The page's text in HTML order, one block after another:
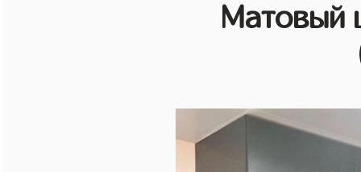
Матовый